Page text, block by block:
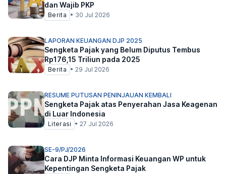
dan Wajib PKP
Berita • 30 Jul 2026
LAPORAN KEUANGAN DJP 2025
Sengketa Pajak yang Belum Diputus Tembus
Rp176,15 Triliun pada 2025
Berita • 29 Jul 2026
RESUME PUTUSAN PENINJAUAN KEMBALI
Sengketa Pajak atas Penyerahan Jasa Keagenan
di Luar Indonesia
Literasi • 27 Jul 2026
SE-9/PJ/2026
Cara DJP Minta Informasi Keuangan WP untuk
Kepentingan Sengketa Pajak